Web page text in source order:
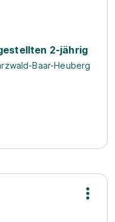
2-jährig
Baar-Heuberg